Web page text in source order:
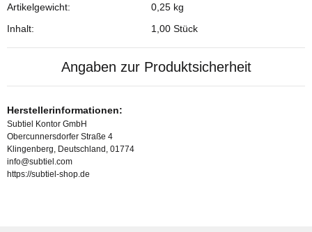
Artikelgewicht:
0,25 kg
Inhalt:
1,00 Stück
Angaben zur Produktsicherheit
Herstellerinformationen:
Subtiel Kontor GmbH
Obercunnersdorfer Straße 4
Klingenberg, Deutschland, 01774
info@subtiel.com
https://subtiel-shop.de